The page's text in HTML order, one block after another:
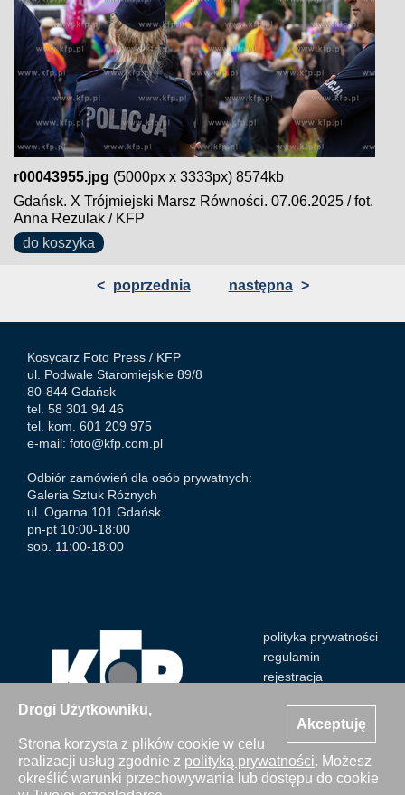
Akceptuję
Drogi Użytkowniku,
Strona korzysta z plików cookie w celu
realizacji usług zgodnie z polityką prywatności. Możesz
określić warunki przechowywania lub dostępu do cookie
r00043955.jpg (5000px x 3333px) 8574kb
Gdańsk. X Trójmiejski Marsz Równości. 07.06.2025 / fot.
Anna Rezulak / KFP
do koszyka
< poprzednia następna >
Kosycarz Foto Press / KFP
ul. Podwale Staromiejskie 89/8
80-844 Gdańsk
tel. 58 301 94 46
tel. kom. 601 209 975
e-mail: foto@kfp.com.pl
Odbiór zamówień dla osób prywatnych:
Galeria Sztuk Różnych
ul. Ogarna 101 Gdańsk
pn-pt 10:00-18:00
sob. 11:00-18:00
polityka prywatności
regulamin
rejestracja
Wszystkie zdjęcia Agencji Kosycarz Foto Press/KFP są
chronione prawem autorskim. Publikacja i kopiowanie bez